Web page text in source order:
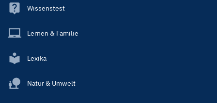
Wissenstest
Lernen & Familie
Lexika
Natur & Umwelt